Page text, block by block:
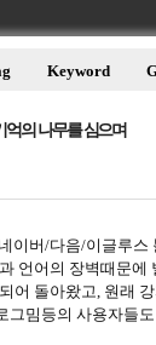
의 나무를 심으며
Keyword
이버/다음/이글루스
언어의 장벽때문에
어 돌아왔고, 원래
밈등의 사용자들